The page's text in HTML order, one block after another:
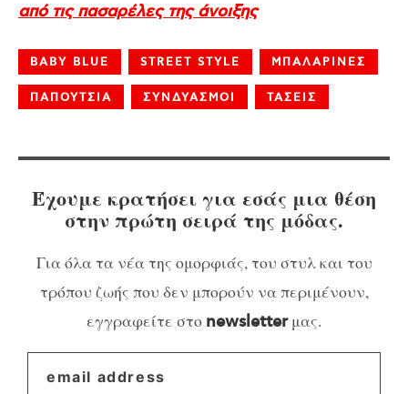
από τις πασαρέλες της άνοιξης
BABY BLUE STREET STYLE ΜΠΑΛΑΡΙΝΕΣ
ΠΑΠΟΥΤΣΙΑ ΣΥΝΔΥΑΣΜΟΙ ΤΑΣΕΙΣ
Έχουμε κρατήσει για εσάς μια θέση
στην πρώτη σειρά της μόδας.
Για όλα τα νέα της ομορφιάς, του στυλ και του
τρόπου ζωής που δεν μπορούν να περιμένουν,
εγγραφείτε στο newsletterμας.